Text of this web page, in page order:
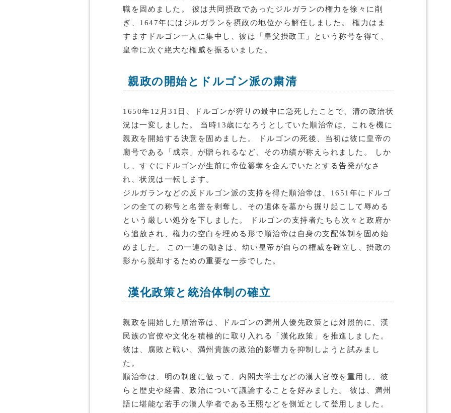
職を固めました。 彼は共同摂政であったジルガランの権力を徐々に削
ぎ、1647年にはジルガランを摂政の地位から解任しました。 権力はま
すますドルゴン一人に集中し、彼は「皇父摂政王」という称号を得て、
皇帝に次ぐ絶大な権威を振るいました。
親政の開始とドルゴン派の粛清
1650年12月31日、ドルゴンが狩りの最中に急死したことで、清の政治状
況は一変しました。 当時13歳になろうとしていた順治帝は、これを機に
親政を開始する決意を固めました。 ドルゴンの死後、当初は彼に皇帝の
廟号である「成宗」が贈られるなど、その功績が称えられました。 しか
し、すぐにドルゴンが生前に帝位簒奪を企んでいたとする告発がなさ
れ、状況は一転します。
ジルガランなどの反ドルゴン派の支持を得た順治帝は、1651年にドルゴ
ンの全ての称号と名誉を剥奪し、その遺体を墓から掘り起こして辱める
という厳しい処分を下しました。 ドルゴンの支持者たちも次々と政府か
ら追放され、権力の空白を埋める形で順治帝は自身の支配体制を固め始
めました。 この一連の動きは、幼い皇帝が自らの権威を確立し、摂政の
影から脱却するための重要な一歩でした。
漢化政策と統治体制の確立
親政を開始した順治帝は、ドルゴンの満州人優先政策とは対照的に、漢
民族の官僚や文化を積極的に取り入れる「漢化政策」を推進しました。
彼は、腐敗と戦い、満州貴族の政治的影響力を抑制しようと試みまし
た。
順治帝は、明の制度に倣って、内閣大学士などの漢人官僚を重用し、彼
らと歴史や経書、政治について議論することを好みました。 彼は、満州
語に堪能な若手の漢人学者である王熙などを側近として登用しました。